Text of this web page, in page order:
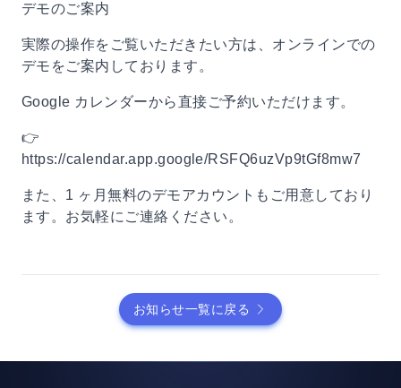
デモのご案内
実際の操作をご覧いただきたい方は、オンラインでの
デモをご案内しております。
Google カレンダーから直接ご予約いただけます。
👉
https://calendar.app.google/RSFQ6uzVp9tGf8mw7
また、1 ヶ月無料のデモアカウントもご用意しており
ます。お気軽にご連絡ください。
お知らせ一覧に戻る